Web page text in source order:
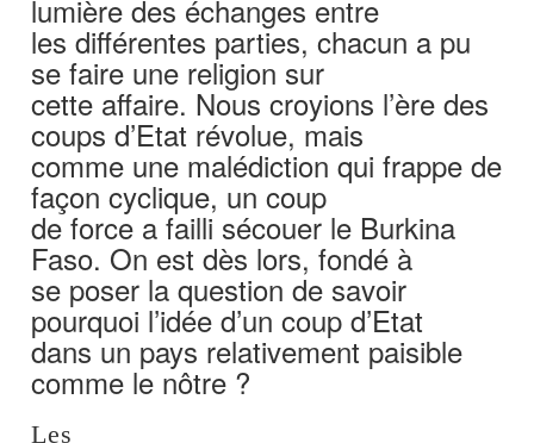
lumière des échanges entre
les différentes parties, chacun a pu
se faire une religion sur
cette affaire. Nous croyions l’ère des
coups d’Etat révolue, mais
comme une malédiction qui frappe de
façon cyclique, un coup
de force a failli sécouer le Burkina
Faso. On est dès lors, fondé à
se poser la question de savoir
pourquoi l’idée d’un coup d’Etat
dans un pays relativement paisible
comme le nôtre ?
Les